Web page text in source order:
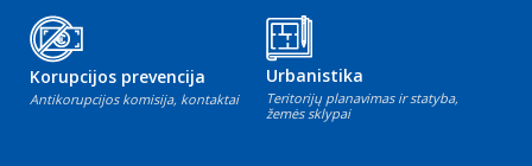
Korupcijos prevencija
Antikorupcijos komisija, kontaktai
Urbanistika
Teritorijų planavimas ir statyba,
žemės sklypai